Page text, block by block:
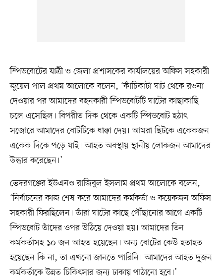
স্পিডবোটের যাত্রী ও জেলা প্রশাসকের কার্যালয়ের অফিস সহকারী
জুয়েল পাল প্রথম আলোকে বলেন, ‘কাঁচিকাটা ঘাট থেকে রওনা
দেওয়ার পর আমাদের বহনকারী স্পিডবোটটি ঘাটের কাছাকাছি
চলে এসেছিল। বিপরীত দিক থেকে একটি স্পিডবোট হঠাৎ
সজোরে আমাদের বোটটিকে ধাক্কা দেয়। আমরা ছিটকে একেকজন
একেক দিকে পড়ে যাই। আহত অবস্থায় স্থানীয় লোকজন আমাদের
উদ্ধার করেছেন।’
ভেদরগঞ্জের ইউএনও রাজিবুল ইসলাম প্রথম আলোকে বলেন,
‘নির্বাচনের কাজ শেষ করে আমাদের কর্মকর্তা ও কয়েকজন অফিস
সহকারী ফিরছিলেন। তাঁরা ঘাটের কাছে পৌঁছানোর আগে একটি
স্পিডবোট তাঁদের ওপর উঠিয়ে দেওয়া হয়। আমাদের তিন
কর্মকর্তাসহ ১০ জন আহত হয়েছেন। অন্য বোটের কেউ হতাহত
হয়েছেন কি না, তা এখনো জানতে পারিনি। আমাদের আহত দুজন
কর্মকর্তাকে উন্নত চিকিৎসার জন্য ঢাকায় পাঠানো হবে।’